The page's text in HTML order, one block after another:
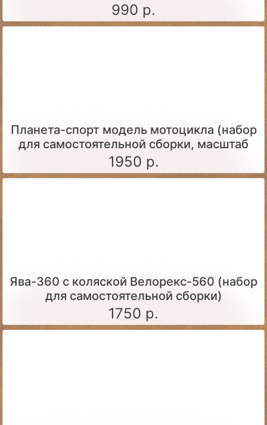
990 р.
Планета-спорт модель мотоцикла (набор
для самостоятельной сборки, масштаб
1:24)
1950 р.
Ява-360 c коляской Велорекс-560 (набор
для самостоятельной сборки)
1750 р.